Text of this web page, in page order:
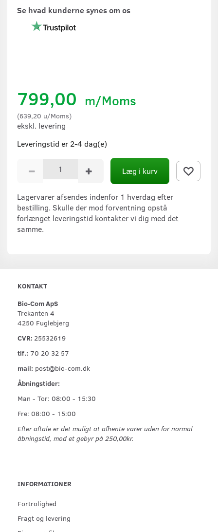
Se hvad kunderne synes om os
799,00 m/Moms
(639,20 u/Moms)
ekskl. levering
Leveringstid er 2-4 dag(e)
Læg i kurv
Lagervarer afsendes indenfor 1 hverdag efter
bestilling. Skulle der mod forventning opstå
forlænget leveringstid kontakter vi dig med det
samme.
KONTAKT
Bio-Com ApS
Trekanten 4
4250 Fuglebjerg
CVR: 25532619
tlf.: 70 20 32 57
mail: post@bio-com.dk
Åbningstider:
Man - Tor: 08:00 - 15:30
Fre: 08:00 - 15:00
Efter aftale er det muligt at afhente varer uden for normal
åbningstid, mod et gebyr på 250,00kr.
INFORMATIONER
Fortrolighed
Fragt og levering